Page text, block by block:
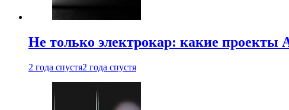
Не только электрокар: какие проекты
2 года спустя2 года спустя